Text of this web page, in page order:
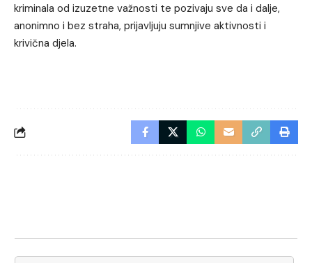
kriminala od izuzetne važnosti te pozivaju sve da i dalje,
anonimno i bez straha, prijavljuju sumnjive aktivnosti i
krivična djela.